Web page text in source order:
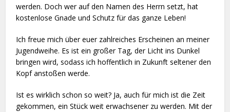
werden. Doch wer auf den Namen des Herrn setzt, hat
kostenlose Gnade und Schutz für das ganze Leben!
Ich freue mich über euer zahlreiches Erscheinen an meiner
Jugendweihe. Es ist ein großer Tag, der Licht ins Dunkel
bringen wird, sodass ich hoffentlich in Zukunft seltener den
Kopf anstoßen werde.
Ist es wirklich schon so weit? Ja, auch für mich ist die Zeit
gekommen, ein Stück weit erwachsener zu werden. Mit der